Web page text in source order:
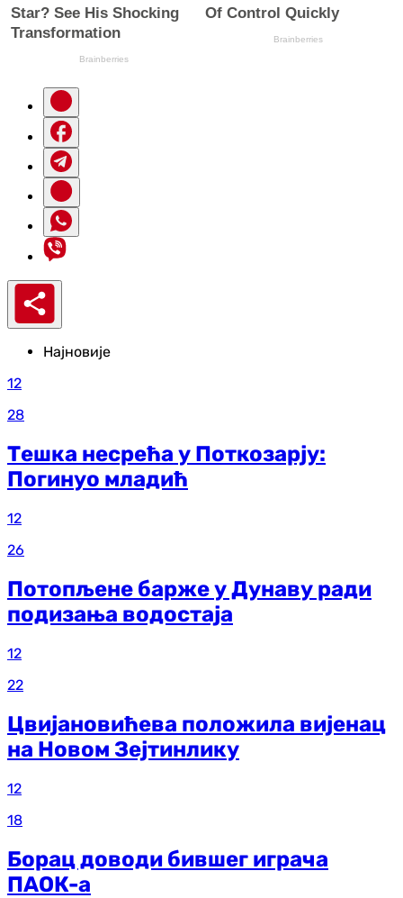
Најновије
12
28
Тешка несрећа у Поткозарју:
Погинуо младић
12
26
Потопљене барже у Дунаву ради
подизања водостаја
12
22
Цвијановићева положила вијенац
на Новом Зејтинлику
12
18
Борац доводи бившег играча
ПАОК-а